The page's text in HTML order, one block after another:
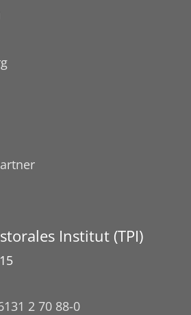
Institut (TPI)
2 70 88-0